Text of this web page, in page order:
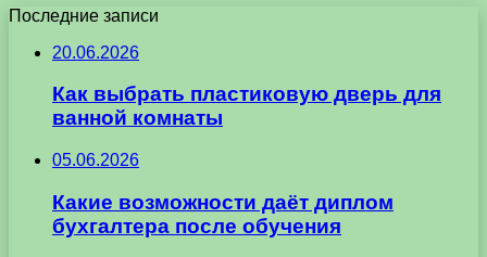
Последние записи
20.06.2026
Как выбрать пластиковую дверь для
ванной комнаты
05.06.2026
Какие возможности даёт диплом
бухгалтера после обучения